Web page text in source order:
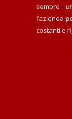
sempre
l’azienda
costanti e